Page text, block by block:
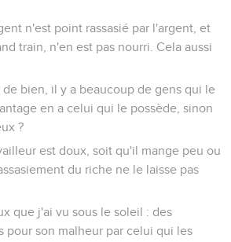
n'est point rassasié par l'argent, et
train, n'en est pas nourri. Cela aussi
bien, il y a beaucoup de gens qui le
en a celui qui le possède, sinon
?
est doux, soit qu'il mange peu ou
du riche ne le laisse pas
que j'ai vu sous le soleil : des
pour son malheur par celui qui les